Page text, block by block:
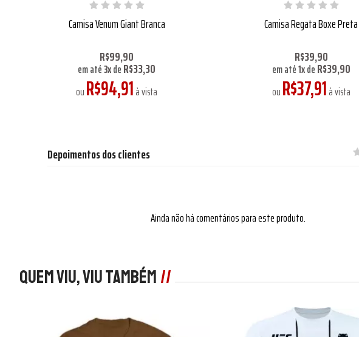
Camisa Venum Giant Branca
R$99,90
em até3xdeR$33,30
ouR$94,91à vista
Camisa Regata Boxe Preta
R$39,90
em até1xdeR$39,90
ouR$37,91à vista
Depoimentos dos clientes
Ainda não há comentários para este produto.
Quem viu, viu também